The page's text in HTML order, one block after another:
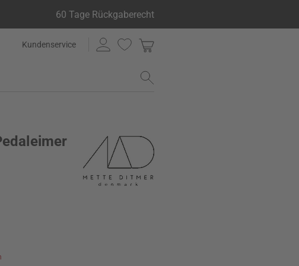
60 Tage Rückgaberecht
Kundenservice